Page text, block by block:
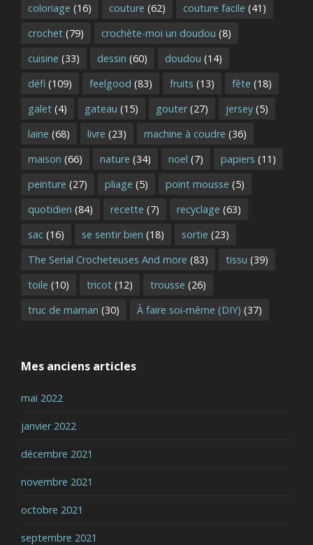
coloriage (16) couture (62) couture facile (41)
crochet (79) crochète-moi un doudou (8)
cuisine (33) dessin (60) doudou (14)
défi (109) feelgood (83) fruits (13) fête (18)
galet (4) gateau (15) gouter(27) jersey (5)
laine (68) livre (23) machine à coudre (36)
maison (66) nature (34) noel (7) papiers (11)
peinture (27) pliage (5) point mousse (5)
quotidien (84) recette (7) recyclage (63)
sac (16) se sentir bien (18) sortie (23)
The Serial Crocheteuses And more (83) tissu (39)
toile (10) tricot (12) trousse (26)
truc de maman (30) À faire soi-même (DIY) (37)
Mes anciens articles
mai 2022
janvier 2022
décembre 2021
novembre 2021
octobre 2021
septembre 2021